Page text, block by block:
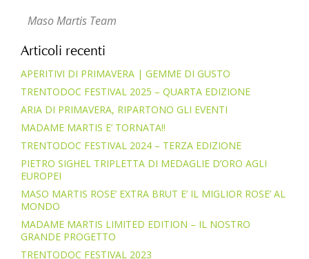
Maso Martis Team
Articoli recenti
APERITIVI DI PRIMAVERA | GEMME DI GUSTO
TRENTODOC FESTIVAL 2025 – QUARTA EDIZIONE
ARIA DI PRIMAVERA, RIPARTONO GLI EVENTI
MADAME MARTIS E’ TORNATA!!
TRENTODOC FESTIVAL 2024 – TERZA EDIZIONE
PIETRO SIGHEL TRIPLETTA DI MEDAGLIE D’ORO AGLI
EUROPEI
MASO MARTIS ROSE’ EXTRA BRUT E’ IL MIGLIOR ROSE’ AL
MONDO
MADAME MARTIS LIMITED EDITION – IL NOSTRO
GRANDE PROGETTO
TRENTODOC FESTIVAL 2023